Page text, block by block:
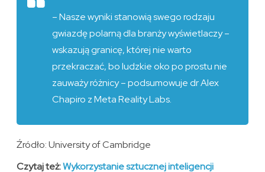
– Nasze wyniki stanowią swego rodzaju
gwiazdę polarną dla branży wyświetlaczy –
wskazują granicę, której nie warto
przekraczać, bo ludzkie oko po prostu nie
zauważy różnicy – podsumowuje dr Alex
Chapiro z Meta Reality Labs.
Źródło: University of Cambridge
Czytaj też:Wykorzystanie sztucznej inteligencji